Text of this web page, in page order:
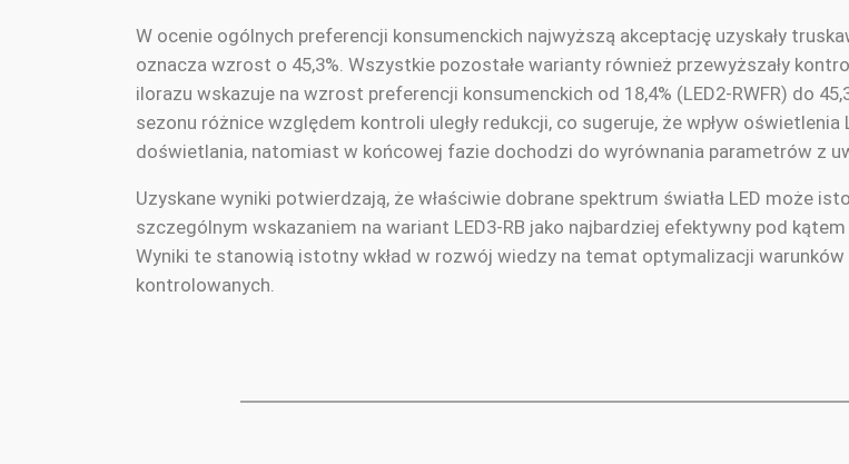
W ocenie ogólnych preferencji konsumenckich najwyższą akceptację uzyskały
oznacza wzrost o 45,3%. Wszystkie pozostałe warianty również przewyższały
ilorazu wskazuje na wzrost preferencji konsumenckich od 18,4% (LED2-RWFR) do
sezonu różnice względem kontroli uległy redukcji, co sugeruje, że wpływ
doświetlania, natomiast w końcowej fazie dochodzi do wyrównania parametrów z
Uzyskane wyniki potwierdzają, że właściwie dobrane spektrum światła LED może
szczególnym wskazaniem na wariant LED3-RB jako najbardziej efektywny pod
Wyniki te stanowią istotny wkład w rozwój wiedzy na temat optymalizacji
kontrolowanych.